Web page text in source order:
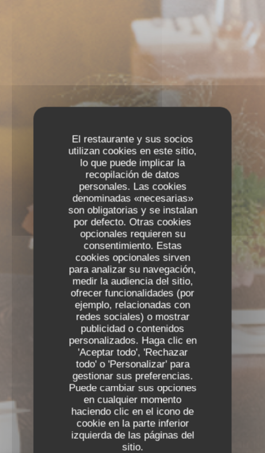
El restaurante y sus socios
utilizan cookies en este sitio,
lo que puede implicar la
recopilación de datos
personales. Las cookies
denominadas «necesarias»
son obligatorias y se instalan
por defecto. Otras cookies
opcionales requieren su
consentimiento. Estas
cookies opcionales sirven
para analizar su navegación,
medir la audiencia del sitio,
ofrecer funcionalidades (por
ejemplo, relacionadas con
redes sociales) o mostrar
publicidad o contenidos
personalizados. Haga clic en
'Aceptar todo', 'Rechazar
todo' o 'Personalizar' para
gestionar sus preferencias.
Puede cambiar sus opciones
en cualquier momento
haciendo clic en el icono de
cookie en la parte inferior
izquierda de las páginas del
sitio.
TOWABISTRONOMIQUE|PARIS